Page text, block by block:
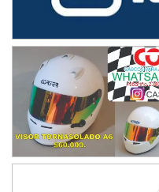
Humboldt (Santa Fe)
NORESTE SANTAFESINO - F6
Ciudad de Avellaneda (Asfalto)
Avellaneda (Santa Fe)
SUR SANTAFESINO - F4
José Samuel Sánchez (Tierra)
Rufino (Santa Fe)
TUCUMANO - F5